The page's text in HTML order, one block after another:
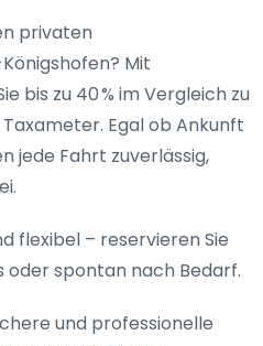
privaten
? Mit
bis zu 40 % im Vergleich zu
Egal ob Ankunft
jede Fahrt zuverlässig,
flexibel – reservieren Sie
oder spontan nach Bedarf.
und professionelle